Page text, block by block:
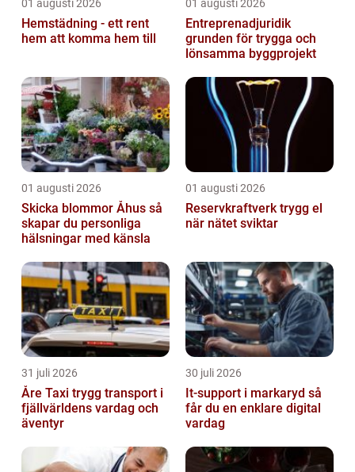
01 augusti 2026
Hemstädning - ett rent
hem att komma hem till
01 augusti 2026
Entreprenadjuridik
grunden för trygga och
lönsamma byggprojekt
01 augusti 2026
Skicka blommor Åhus så
skapar du personliga
hälsningar med känsla
01 augusti 2026
Reservkraftverk trygg el
när nätet sviktar
31 juli 2026
Åre Taxi trygg transport i
fjällvärldens vardag och
äventyr
30 juli 2026
It-support i markaryd så
får du en enklare digital
vardag